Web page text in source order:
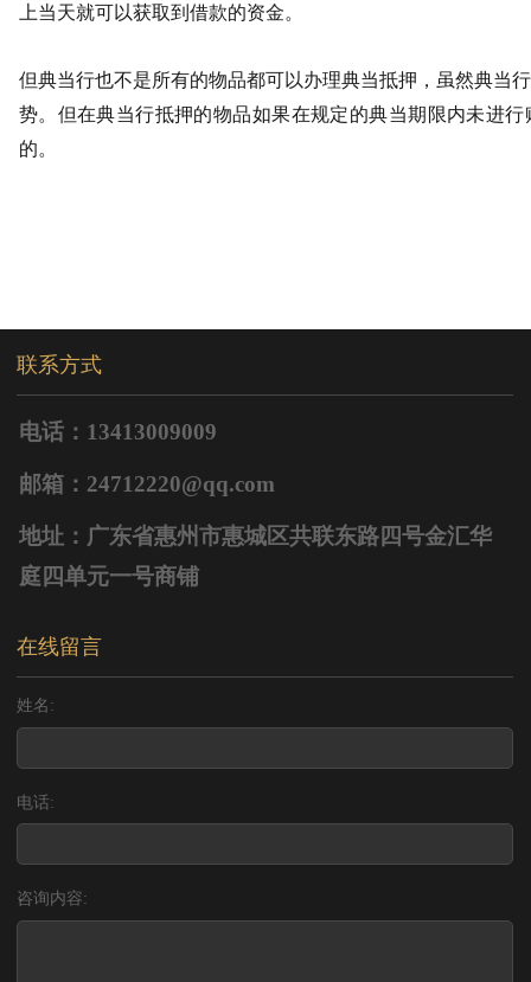
上当天就可以获取到借款的资金。
但典当行也不是所有的物品都可以办理典当抵押，虽然典当
势。但在典当行抵押的物品如果在规定的典当期限内未进
的。
联系方式
电话：13413009009
邮箱：24712220@qq.com
地址：广东省惠州市惠城区共联东路四号金汇华
庭四单元一号商铺
在线留言
姓名:
电话:
咨询内容: